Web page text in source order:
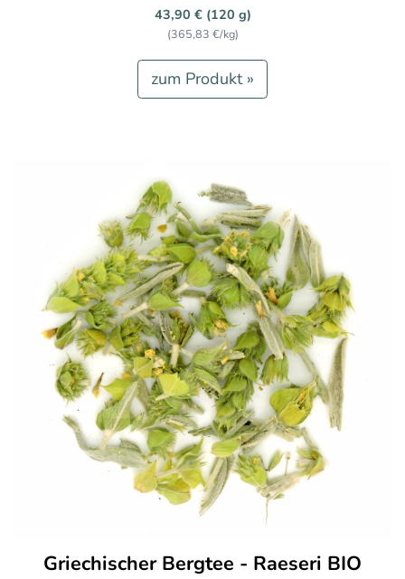
43,90 € (120 g)
(365,83 €/kg)
zum Produkt »
Griechischer Bergtee - Raeseri BIO